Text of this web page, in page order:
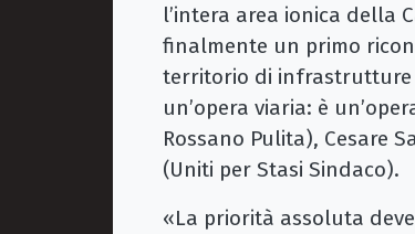
l’intera area ionica della
finalmente un primo
territorio di infrastrutture
un’opera viaria: è
Rossano Pulita), Cesare
(Uniti per Stasi Sindaco).
«La priorità assoluta